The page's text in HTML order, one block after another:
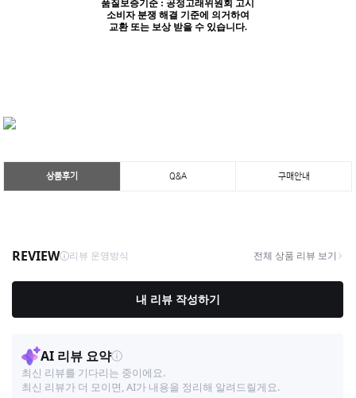
품질보증기준 : 공정고래위원회 고시
소비자 분쟁 해결 기준에 의거하여
교환 또는 보상 받을 수 있습니다.
상품후기 Q&A 구매안내